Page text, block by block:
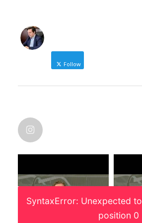
Follow
Οι χάρτες λένε πάντα
του χαρτογράφου,
Μια που δεν το είδα
nicolas_karanikolas
SyntaxError: Unexpected
position 0